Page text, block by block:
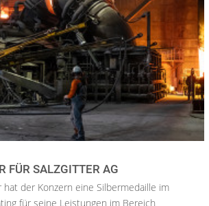
FÜR SALZGITTER AG
der Konzern eine Silbermedaille im
für seine Leistungen im Bereich